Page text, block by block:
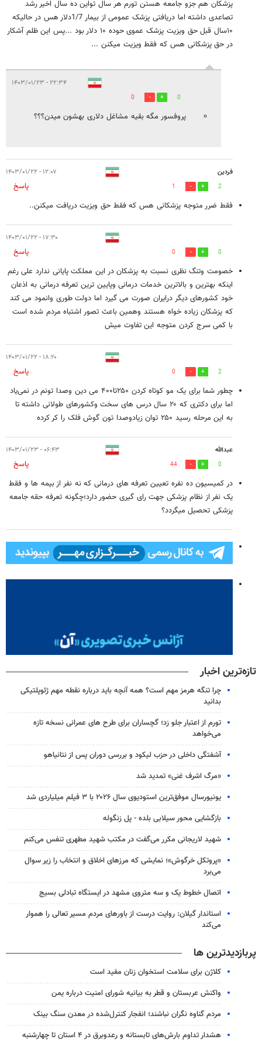
پزشکان هم جزو جامعه هستن تورم هر سال تواین ده سال اخیر رشد
تصاعدی داشته اما دریافتی پزشک عمومی از بیمار 1/7دلار هس در حالیکه
۱۰سال قبل حق ویزیت پزشک عموی حوده ۱۰ دلار بود ...پس این ظلم آشکار
در حق پزشکانی هس که فقط ویزیت میکنن ...
۲۲:۳۴ - ۱۴۰۳/۰۱/۲۳
0
0
پروفسور مگه بقیه مشاغل دلاری بهشون میدن؟؟؟
فردین ۱۲:۰۷ - ۱۴۰۳/۰۱/۲۲
2
1
پاسخ
فقط ضرر متوجه پزشکانی هس که فقط حق ویزیت دریافت میکنن..
۱۷:۳۰ - ۱۴۰۳/۰۱/۲۲
0
0
پاسخ
خصومت وتنگ نظری نسبت به پزشکان در این مملکت پایانی ندارد علی رغم
اینکه بهترین و بالاترین خدمات درمانی وپایین ترین تعرفه درمانی به اذعان
خود کشورهای دیگر درایران صورت می گیرد اما دولت طوری وانمود می کند
که پزشکان زیاده خواه هستند وهمین باعث تصور اشتباه مردم شده است
با کمی سرج کردن متوجه این تفاوت میش
۱۸:۲۰ - ۱۴۰۳/۰۱/۲۲
2
0
پاسخ
چطور شما برای یک مو کوتاه کردن ۲۵۰تا۴۰۰ می دین وصدا تونم در نمی‌یاد
اما برای دکتری که ۲۰ سال درس های سخت وکشورهای طولانی داشته تا
به این مرحله رسید ۲۵۰ توان زیادوصدا تون گوش فلک را کر کرده
عبدالله ۰۶:۴۳ - ۱۴۰۳/۰۱/۲۳
0
44
پاسخ
در کمیسیون ده نفره تعیین تعرفه های درمانی که نه نفر از بیمه ها و فقط
یک نفر از نظام پزشکی جهت رای گیری حضور دارد؛چگونه تعرفه حقه جامعه
پزشکی تحصیل میگردد؟
تازه‌ترین اخبار
چرا تنگه هرمز مهم است؟ همه آنچه باید درباره نقطه مهم ژئوپلتیکی
بدانید
تورم از اعتبار جلو زد؛ گچساران برای طرح های عمرانی نسخه تازه
می‌خواهد
آشفتگی داخلی در حزب لیکود و بررسی دوران پس از نتانیاهو
«مرگ اشرف غنی» تمدید شد
یونیورسال موفق‌ترین استودیوی سال ۲۰۲۶ با ۳ فیلم میلیاردی شد
بازگشایی محور سیلابی بلده - پل زنگوله
شهید لاریجانی مکرر می‌گفت در مکتب شهید مطهری تنفس می‌کنم
«پروتکل خرگوش»؛ نمایشی که مرزهای اخلاق و انتخاب را زیر سوال
می‌برد
اتصال خطوط یک و سه متروی مشهد در ایستگاه تبادلی بسیج
استاندار گیلان: روایت درست از باورهای مردم مسیر تعالی را هموار
می‌کند
پربازدیدترین ها
کلاژن برای سلامت استخوان زنان مفید است
واکنش عربستان و قطر به بیانیه شورای امنیت درباره یمن
مردم گناوه نگران نباشند؛ انفجار کنترل‌شده در معدن سنگ بینک
هشدار تداوم بارش‌های تابستانه و رعدوبرق در ۴ استان تا چهارشنبه